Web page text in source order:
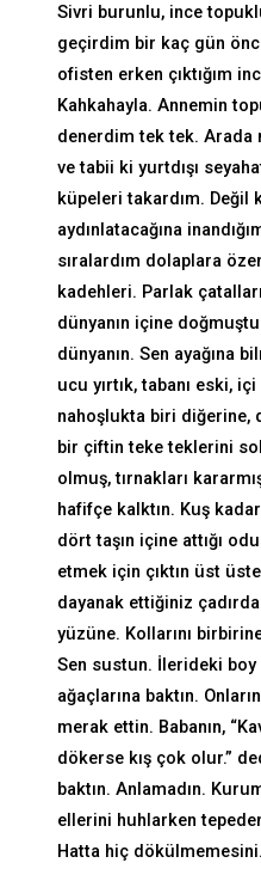
Sivri burunlu, ince
geçirdim bir kaç gün
ofisten erken çıktığım
Kahkahayla. Annemin
denerdim tek tek. Arada
ve tabii ki yurtdışı
küpeleri takardım. Değil
aydınlatacağına
sıralardım dolaplara
kadehleri. Parlak çatalları,
dünyanın içine
dünyanın. Sen ayağına
ucu yırtık, tabanı eski,
nahoşlukta biri diğerine,
bir çiftin teke teklerini
olmuş, tırnakları
hafifçe kalktın. Kuş
dört taşın içine attığı
etmek için çıktın üst
dayanak ettiğiniz
yüzüne. Kollarını
Sen sustun. İlerideki boy
ağaçlarına baktın.
merak ettin. Babanın,
dökerse kış çok olur.”
baktın. Anlamadın.
ellerini huhlarken
Hatta hiç